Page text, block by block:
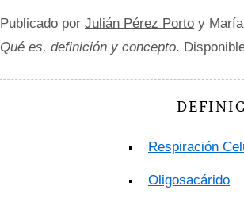
Publicado por Julián Pérez Porto y
Qué es, definición y concepto.
Respiración
Oligosacárido